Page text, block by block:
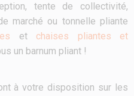
tente de collectivité,
marché ou tonnelle pliante
et chaises pliantes et
un barnum pliant !
à votre disposition sur les